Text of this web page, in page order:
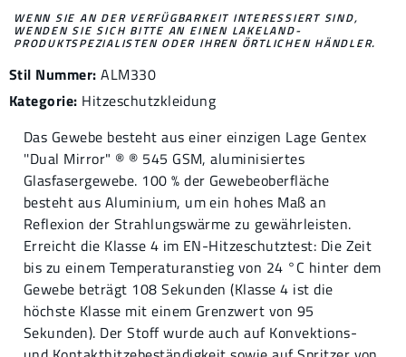
WENN SIE AN DER VERFÜGBARKEIT INTERESSIERT SIND,
WENDEN SIE SICH BITTE AN EINEN LAKELAND-
PRODUKTSPEZIALISTEN ODER IHREN ÖRTLICHEN HÄNDLER.
Stil Nummer: ALM330
Kategorie: Hitzeschutzkleidung
Das Gewebe besteht aus einer einzigen Lage Gentex
''Dual Mirror" ® ® 545 GSM, aluminisiertes
Glasfasergewebe. 100 % der Gewebeoberfläche
besteht aus Aluminium, um ein hohes Maß an
Reflexion der Strahlungswärme zu gewährleisten.
Erreicht die Klasse 4 im EN-Hitzeschutztest: Die Zeit
bis zu einem Temperaturanstieg von 24 °C hinter dem
Gewebe beträgt 108 Sekunden (Klasse 4 ist die
höchste Klasse mit einem Grenzwert von 95
Sekunden). Der Stoff wurde auch auf Konvektions-